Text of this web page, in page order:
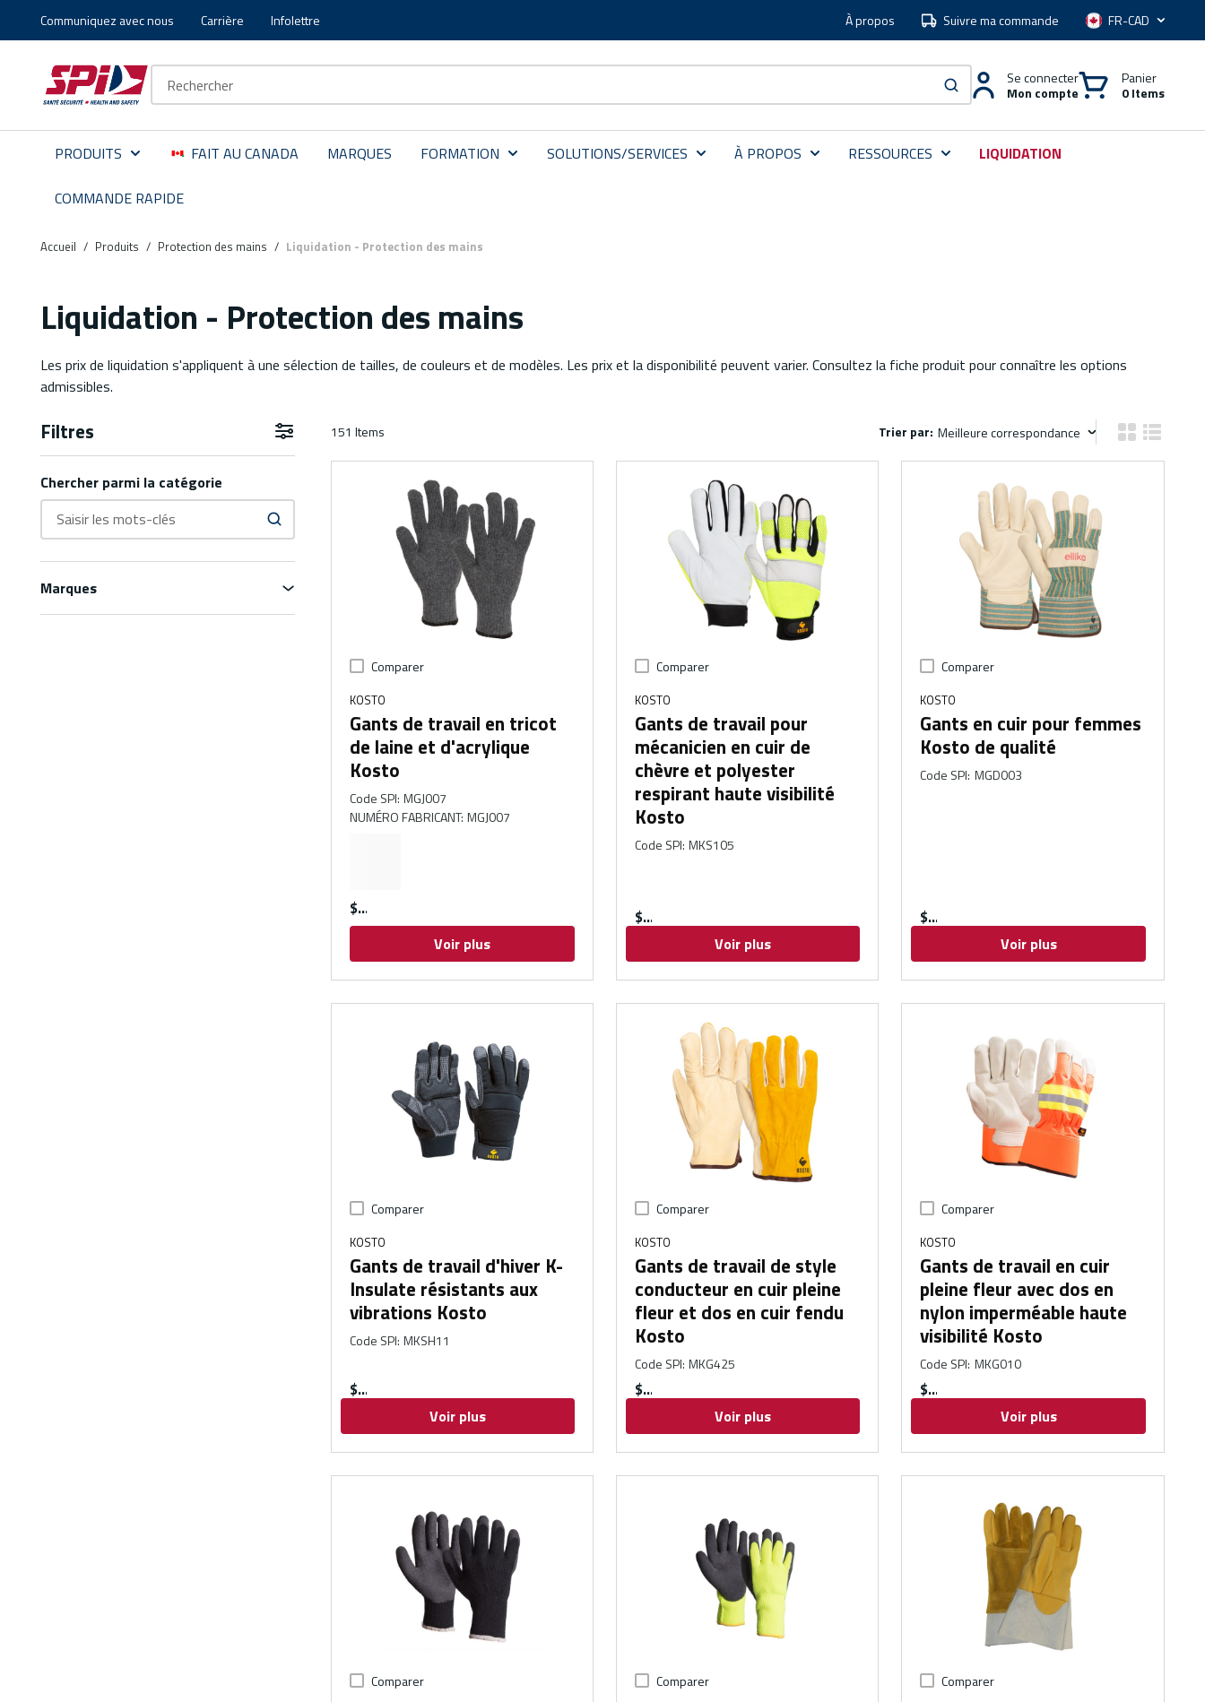
Aller au contenu principal
Skip to menu
Skip to footer
Communiquez avec nous Carrière Infolettre À propos Suivre ma commande Langue
soumettre une recherche
Se connecter
Mon compte
Panier
0 Items
PRODUITS FAIT AU CANADA MARQUES FORMATION SOLUTIONS/SERVICES À PROPOS RESSOURCES LIQUIDATION
COMMANDE RAPIDE
Accueil / Produits / Protection des mains / Liquidation - Protection des mains
Liquidation - Protection des mains
Les prix de liquidation s'appliquent à une sélection de tailles, de couleurs et de modèles. Les prix et la disponibilité peuvent varier. Consultez la fiche produit pour connaître les options
admissibles.
Filtres Aller aux résultats
Chercher parmi la catégorie
Marques
151 Items Trier par:
Trier par: Vue grille des
Vue de
Comparer
KOSTO
Gants de travail en tricot
de laine et d'acrylique
Kosto
Code SPI: MGJ007
NUMÉRO FABRICANT: MGJ007
$
Voir plus
Comparer
KOSTO
Gants de travail pour
mécanicien en cuir de
chèvre et polyester
respirant haute visibilité
Kosto
Code SPI: MKS105
$
Voir plus
Comparer
KOSTO
Gants en cuir pour femmes
Kosto de qualité
Code SPI: MGD003
$
Voir plus
Comparer
KOSTO
Gants de travail d'hiver K-
Insulate résistants aux
vibrations Kosto
Code SPI: MKSH11
$
Voir plus
Comparer
KOSTO
Gants de travail de style
conducteur en cuir pleine
fleur et dos en cuir fendu
Kosto
Code SPI: MKG425
$
Voir plus
Comparer
KOSTO
Gants de travail en cuir
pleine fleur avec dos en
nylon imperméable haute
visibilité Kosto
Code SPI: MKG010
$
Voir plus
Comparer Comparer Comparer